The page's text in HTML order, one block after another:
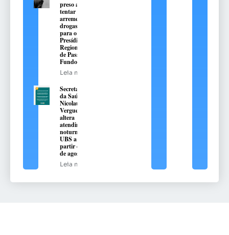
preso ao
tentar
arremessar
drogas
para o
Presídio
Regional
de Passo
Fundo
Leia mais
Secretaria
da Saúde de
Nicolau
Vergueiro
altera
atendimento
noturno na
UBS a
partir de 10
de agosto
Leia mais